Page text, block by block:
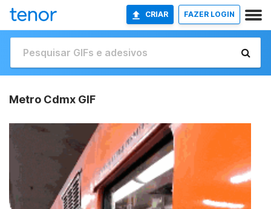
CRIAR FAZER LOGIN
Metro Cdmx GIF